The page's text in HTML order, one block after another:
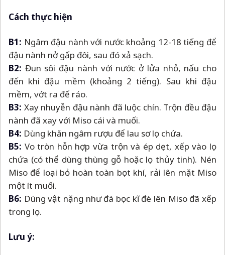
Cách thực hiện
B1: Ngâm đậu nành với nước khoảng 12-18 tiếng để
đậu nành nở gấp đôi, sau đó xả sạch.
B2: Đun sôi đậu nành với nước ở lửa nhỏ, nấu cho
đến khi đậu mềm (khoảng 2 tiếng). Sau khi đậu
mềm, vớt ra để ráo.
B3: Xay nhuyễn đậu nành đã luộc chín. Trộn đều đậu
nành đã xay với Miso cái và muối.
B4: Dùng khăn ngâm rượu để lau sơ lọ chứa.
B5: Vo tròn hỗn hợp vừa trộn và ép dẹt, xếp vào lọ
chứa (có thể dùng thùng gỗ hoặc lọ thủy tinh). Nén
Miso để loại bỏ hoàn toàn bọt khí, rải lên mặt Miso
một ít muối.
B6: Dùng vật nặng như đá bọc kĩ đè lên Miso đã xếp
trong lọ.
Lưu ý: